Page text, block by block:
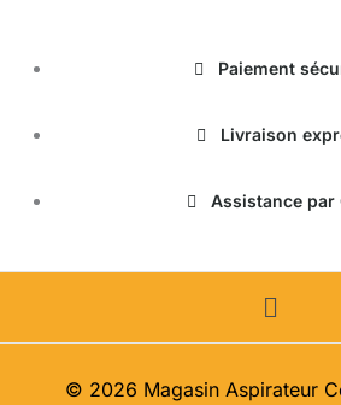
Paiement
Livraison
Assistance par
Menu
© 2026 Magasin Aspirateur